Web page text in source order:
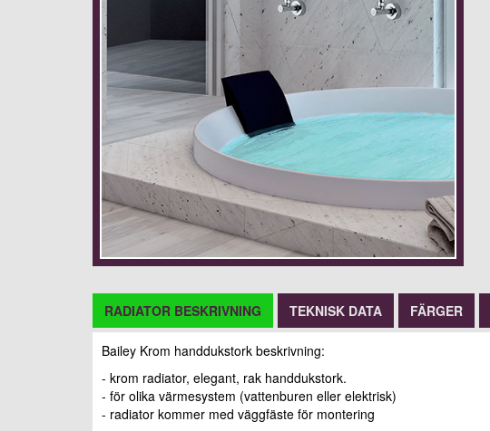
RADIATOR BESKRIVNING TEKNISK DATA FÄRGER
Bailey Krom handdukstork beskrivning:
- krom radiator, elegant, rak handdukstork.
- för olika värmesystem (vattenburen eller elektrisk)
- radiator kommer med väggfäste för montering